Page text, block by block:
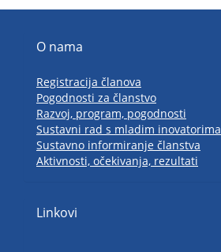
O nama
Registracija članova
Pogodnosti za članstvo
Razvoj, program, pogodnosti
Sustavni rad s mladim inovatorima
Sustavno informiranje članstva
Aktivnosti, očekivanja, rezultati
Linkovi